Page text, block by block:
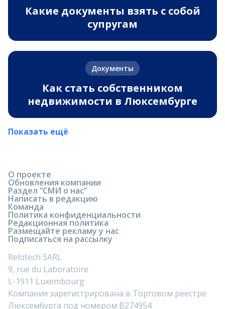
Какие документы взять с собой
супругам
Документы
Как стать собственником
недвижимости в Люксембурге
Показать ещё
О проекте
Обновления компании
Раздел “СМИ о нас”
Написать в редакцию
Команда
Политика конфиденциальности
Редакционная политика
Размещайте рекламу у нас
Подписаться на рассылку
Relotech SARL
9, rue du Laboratoire
L-1911 Luxembourg
Компания зарегистрирована в Торговом реестре
Люксембурга под номером B274954